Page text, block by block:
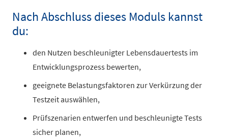
Nach Abschluss dieses Moduls kannst
du:
den Nutzen beschleunigter Lebensdauertests im
Entwicklungsprozess bewerten,
geeignete Belastungsfaktoren zur Verkürzung der
Testzeit auswählen,
Prüfszenarien entwerfen und beschleunigte Tests
sicher planen,